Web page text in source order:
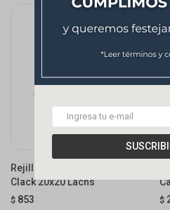
Rejilla Piso Cromada Click
Clack 20x20 Lachs
$ 853 $